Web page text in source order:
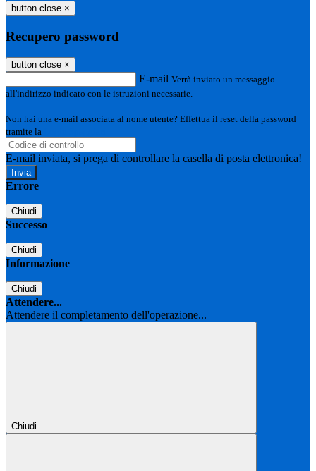
button close ×
Recupero password
button close ×
E-mail Verrà inviato un messaggio
all'indirizzo indicato con le istruzioni necessarie.
Non hai una e-mail associata al nome utente? Effettua il reset della password
tramite la
E-mail inviata, si prega di controllare la casella di posta elettronica!
Errore
Chiudi
Successo
Chiudi
Informazione
Chiudi
Attendere...
Attendere il completamento dell'operazione...
Chiudi